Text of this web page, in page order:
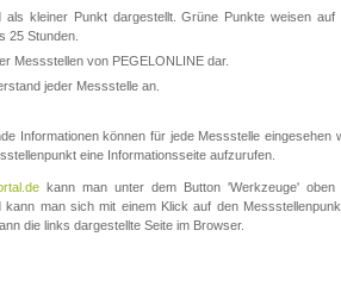
als kleiner Punkt dargestellt. Grüne Punkte weisen
25 Stunden.
Messstellen von PEGELONLINE dar.
jeder Messstelle an.
Informationen können für jede Messstelle
eine Informationsseite aufzurufen.
kann man unter dem Button 'Werkzeuge'
kann man sich mit einem Klick auf den
die links dargestellte Seite im Browser.